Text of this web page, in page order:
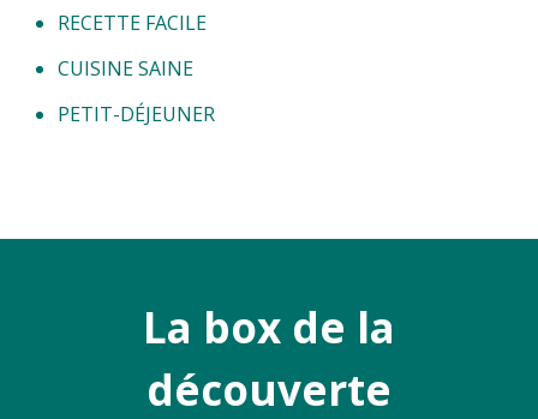
RECETTE FACILE
CUISINE SAINE
PETIT-DÉJEUNER
La box de la
découverte